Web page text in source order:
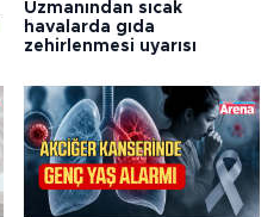
Uzmanından sıcak
havalarda gıda
zehirlenmesi uyarısı